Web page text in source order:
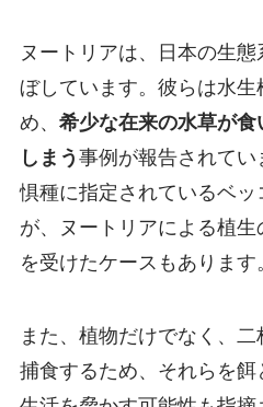
ヌートリアは、日本の生
ぼしています。彼らは水
め、 希少な在来の水草が
しまう 事例が報告されて
惧種に指定されているベ
が、ヌートリアによる植
を受けたケースもあります
また、植物だけでなく、
捕食するため、それらを